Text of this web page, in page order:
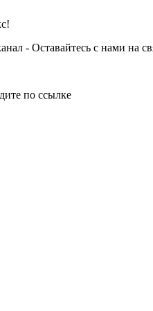
- Оставайтесь с нами на
по ссылке